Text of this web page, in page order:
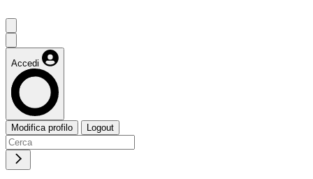
Accedi
Modifica profilo Logout